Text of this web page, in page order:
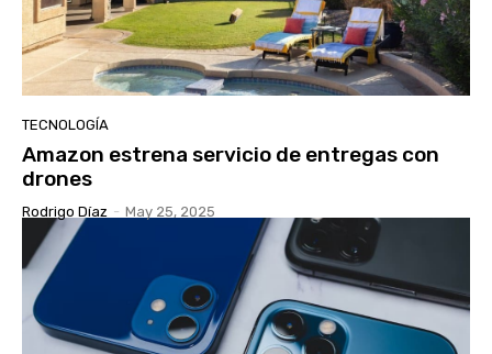
TECNOLOGÍA
Amazon estrena servicio de entregas con
drones
Rodrigo Díaz - May 25, 2025